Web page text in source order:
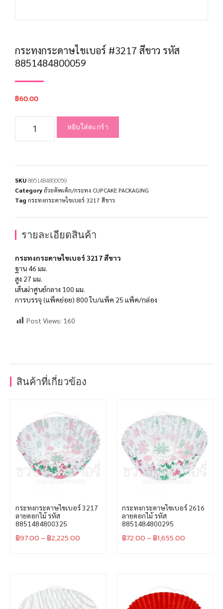
กระทงกระดาษไขเบอร์ #3217 สีขาว รหัส
8851484800059
฿60.00
หยิบใส่ตะกร้า
SKU8851484800059
Categoryถ้วยคัพเค้ก/กระทง CUPCAKE PACKAGING
Tag กระทงกระดาษไขเบอร์ 3217 สีขาว
รายละเอียดสินค้า
กระทงกระดาษไขเบอร์ 3217 สีขาว
ฐาน 46 มม.
สูง 27 มม.
เส้นผ่าศูนย์กลาง 100 มม.
การบรรจุ (แพ็คย่อย) 800 ใบ/แพ็ค 25 แพ็ค/กล่อง
Post Views: 160
สินค้าที่เกี่ยวข้อง
กระทงกระดาษไขเบอร์ 3217
ลายดอกไม้ รหัส
8851484800325
฿97.00– ฿2,225.00
กระทงกระดาษไขเบอร์ 2616
ลายดอกไม้ รหัส
8851484800295
฿72.00– ฿1,655.00